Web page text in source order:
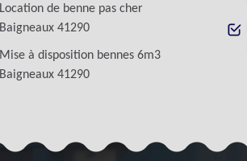
Location de benne pas cher
Baigneaux 41290
Mise à disposition bennes 6m3
Baigneaux 41290